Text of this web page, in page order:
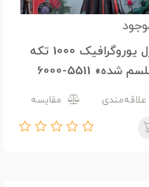
پازل یوروگرافیک 1000 تکه
شده» 5511-6000
مقایسه